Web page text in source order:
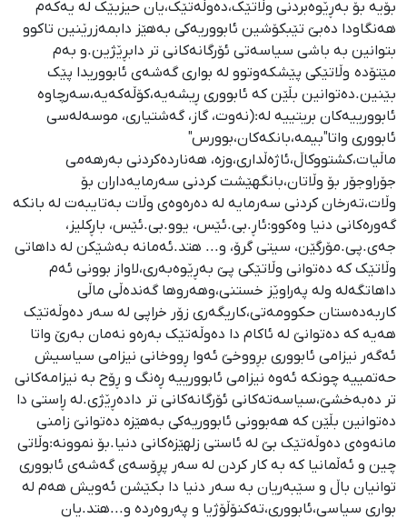
بۆیە بۆ بەڕێوەبردنی وڵاتێک،دەوڵەتێک،یان حیزبێک لە یەکەم
هەنگاودا دەبێ تێبکۆشین ئابووریەکی بەهێز دابمەزرێنین تاکوو
بتوانین بە باشی سیاسەتی ئۆرگانەکانی تر دابڕێژین.و بەم
مێتۆدە وڵاتێکی پێشکەوتوو لە بواری گەشەی ئابووریدا پێک
بێنین.دەتوانین بڵێن کە ئابووری ڕیشەیە،کۆڵەکەیە،سەرچاوە
ئابوورییەکان بریتییە لە:(نەوت، گاز، گەشتیاری، موسەلەسی
ئابووری واتا"بیمە،بانکەکان،بوورس"
ماڵیات،کشتووکاڵ،ئاژەڵداری،وزە، هەناردەکردنی بەرهەمی
جۆراوجۆر بۆ وڵاتان،بانگهێشت کردنی سەرمایەداران بۆ
وڵات،تەرخان کردنی سەرمایە لە دەرەوەی وڵات بەتایبەت لە بانکە
گەورەکانی دنیا وەکوو:ئاڕ.بی.ئێس، یوو.بی.ئێس، باڕکلیز،
جەی.پی.مۆرگێن، سیتی گرۆ، و... هتد.ئەمانە بەشێکن لە داهاتی
وڵاتێک کە دەتوانی وڵاتێکی پێ بەڕێوەبەری،لاواز بوونی ئەم
داهاتگەلە ولە پەراوێز خستنی،وهەروها گەندەڵی ماڵی
کاربەدەستان حکوومەتی،کاریگەری زۆر خراپی لە سەر دەوڵەتێک
هەیە کە دەتوانێ لە ئاکام دا دەوڵەتێک بەرەو نەمان بەرێ واتا
ئەگەر نیزامی ئابووری بڕووخێ ئەوا ڕووخانی نیزامی سیاسیش
حەتمییە چونکە ئەوە نیزامی ئابوورییە ڕەنگ و ڕۆح بە نیزامەکانی
تر دەبەخشێ،سیاسەتەکانی ئۆرگانەکانی تر دادەڕێژی.لە ڕاستی دا
دەتوانین بڵێن کە هەبوونی ئابووریەکی بەهێزە دەتوانێ زامنی
مانەوەی دەوڵەتێک بێ لە ئاستی زلهێزەکانی دنیا.بۆ نموونە:وڵاتی
چین و ئەڵمانیا کە بە کار کردن لە سەر پڕۆسەی گەشەی ئابووری
توانیان باڵ و سێبەریان بە سەر دنیا دا بکێشن ئەویش هەم لە
بواری سیاسی،ئابووری،تەکنۆڵۆژیا و پەروەردە و...هتد.یان